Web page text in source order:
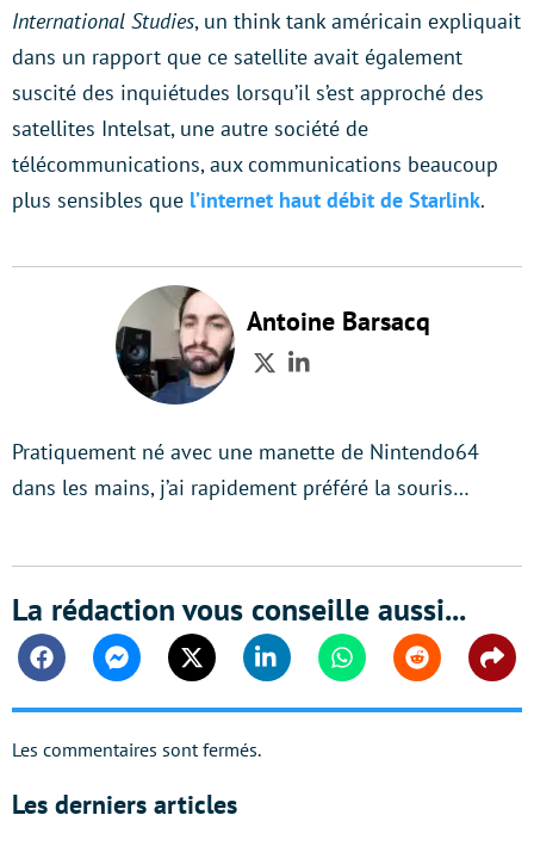
International Studies, un think tank américain expliquait
dans un rapport que ce satellite avait également
suscité des inquiétudes lorsqu’il s’est approché des
satellites Intelsat, une autre société de
télécommunications, aux communications beaucoup
plus sensibles que l’internet haut débit de Starlink.
Antoine Barsacq
TwitterLinkedIn
Pratiquement né avec une manette de Nintendo64
dans les mains, j’ai rapidement préféré la souris…
La rédaction vous conseille aussi...
FacebookMessengerTwitter Linkedin WhatsappReddit
Les commentaires sont fermés.
Les derniers articles